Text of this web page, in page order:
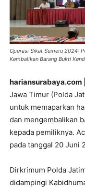
Operasi Sikat Semeru 2024:
Kembalikan Barang Bukti
hariansurabaya.com
Jawa Timur (Polda
untuk memaparkan
dan mengembalikan
kepada pemiliknya.
pada tanggal 20 Juni
Dirkrimum Polda
didampingi